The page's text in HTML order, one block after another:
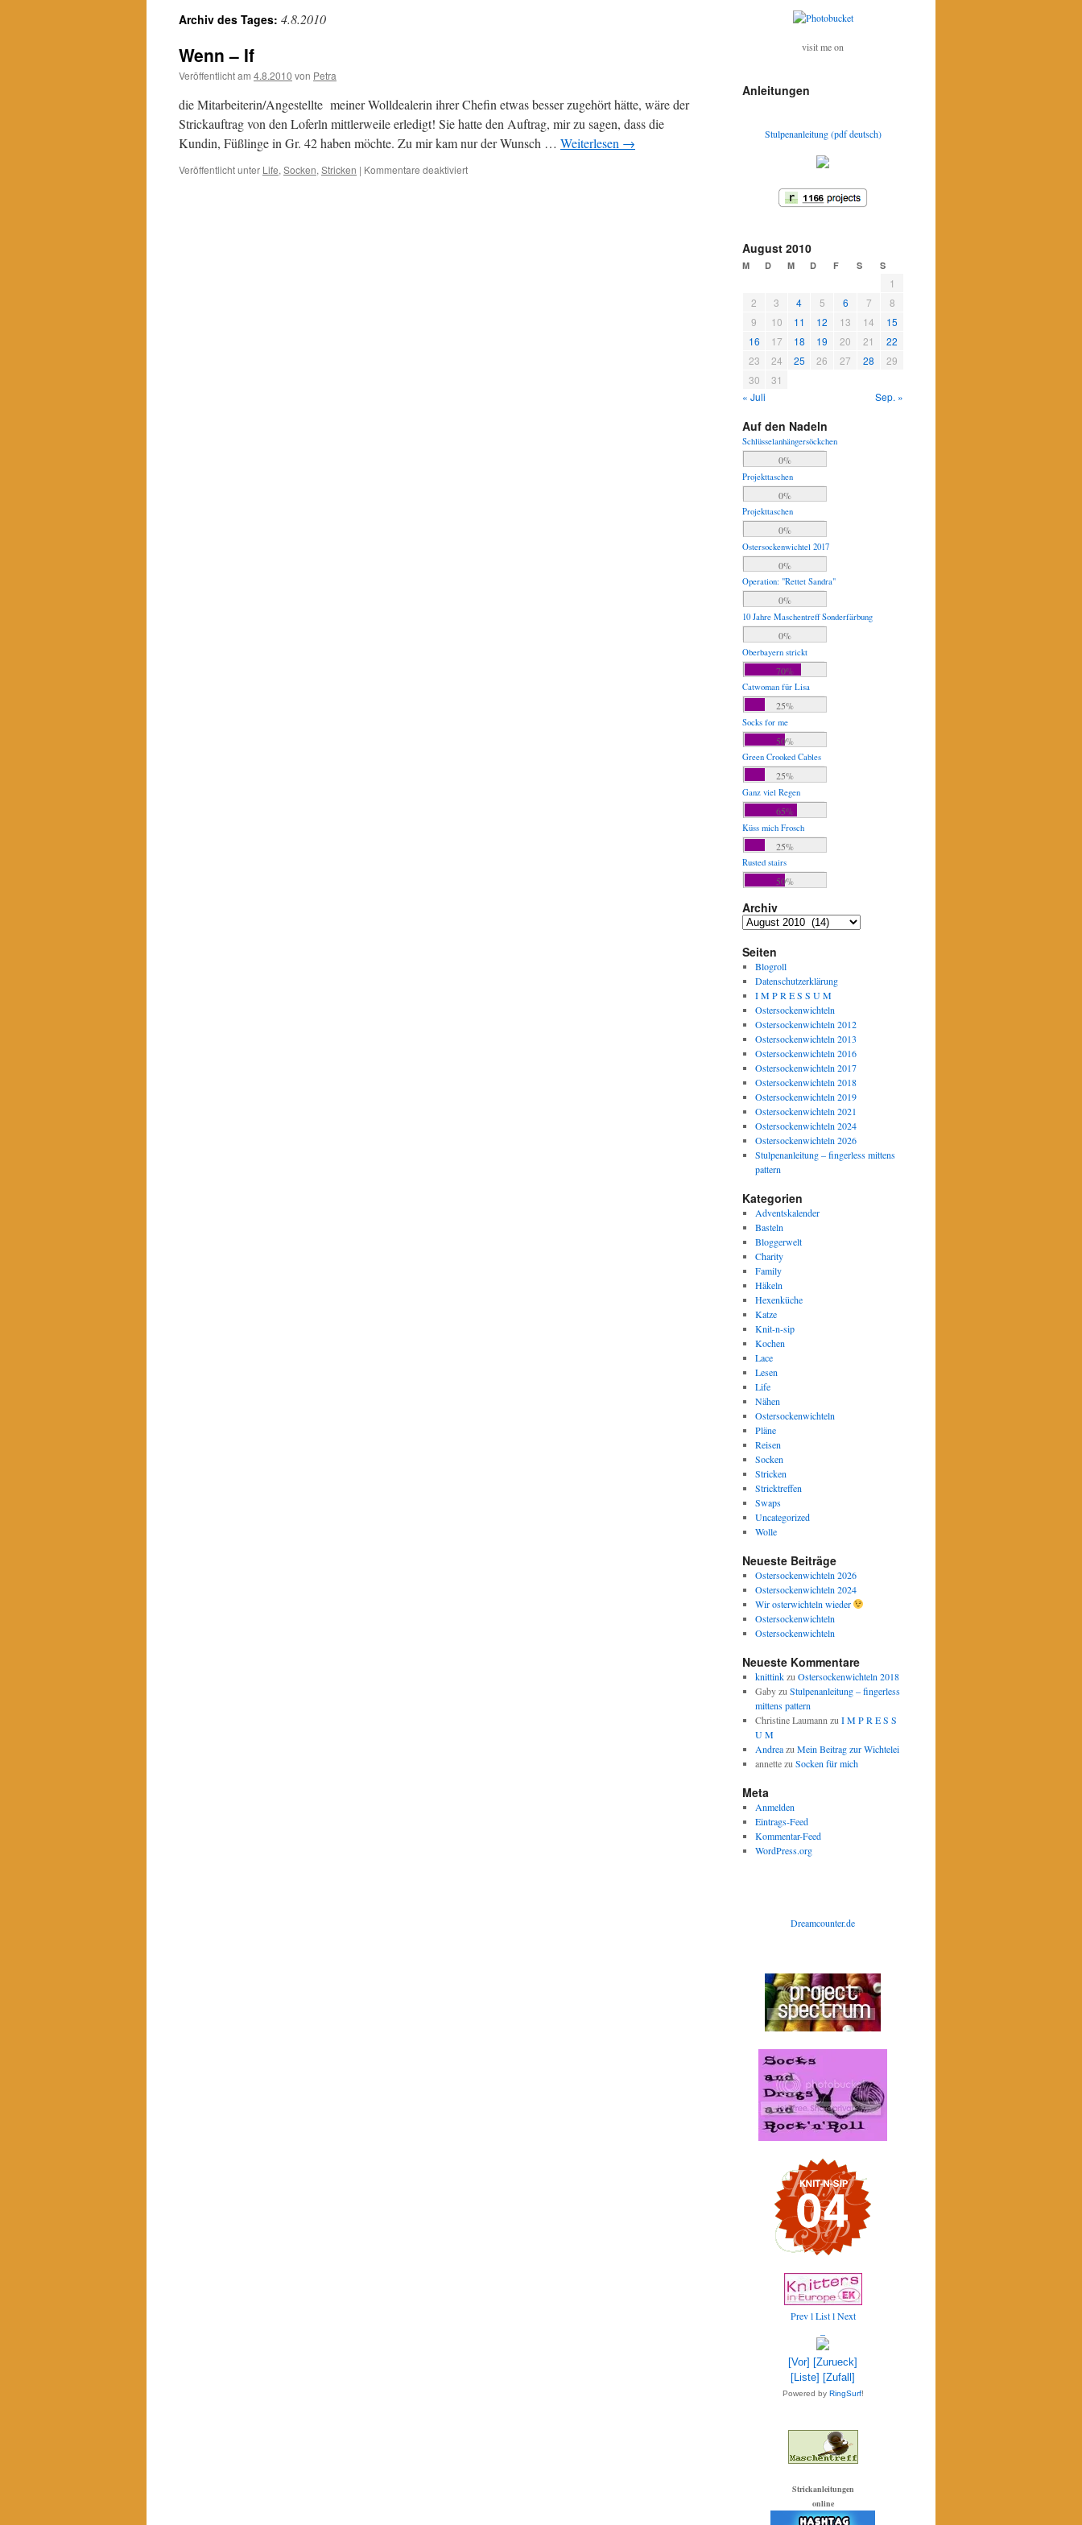
Archiv des Tages: 4.8.2010
Wenn – If
Veröffentlicht am 4.8.2010 von Petra
die Mitarbeiterin/Angestellte meiner Wolldealerin ihrer Chefin etwas besser zugehört hätte, wäre der
Strickauftrag von den Loferln mittlerweile erledigt! Sie hatte den Auftrag, mir zu sagen, dass die
Kundin, Füßlinge in Gr. 42 haben möchte. Zu mir kam nur der Wunsch … Weiterlesen →
Veröffentlicht unter Life, Socken, Stricken | Kommentare deaktiviertfür
visit me on
Anleitungen
Stulpenanleitung (pdf deutsch)
August 2010
M D M D F S S
1
2
3 4 5 6 7
8
9
10 11 12 13 14
15
16
17 18 19 20 21
22
23
24 25 26 27 28
29
30
31
« Juli
Sep. »
Auf den Nadeln
Schlüsselanhängersöckchen
0%
Projekttaschen
0%
Projekttaschen
0%
Ostersockenwichtel 2017
0%
Operation: "Rettet Sandra"
0%
10 Jahre Maschentreff Sonderfärbung
0%
Oberbayern strickt
70%
Catwoman für Lisa
25%
Socks for me
50%
Green Crooked Cables
25%
Ganz viel Regen
65%
Küss mich Frosch
25%
Rusted stairs
50%
Archiv
Archiv
Seiten
Blogroll
Datenschutzerklärung
I M P R E S S U M
Ostersockenwichteln
Ostersockenwichteln 2012
Ostersockenwichteln 2013
Ostersockenwichteln 2016
Ostersockenwichteln 2017
Ostersockenwichteln 2018
Ostersockenwichteln 2019
Ostersockenwichteln 2021
Ostersockenwichteln 2024
Ostersockenwichteln 2026
Stulpenanleitung – fingerless mittens
pattern
Kategorien
Adventskalender
Basteln
Bloggerwelt
Charity
Family
Häkeln
Hexenküche
Katze
Knit-n-sip
Kochen
Lace
Lesen
Life
Nähen
Ostersockenwichteln
Pläne
Reisen
Socken
Stricken
Stricktreffen
Swaps
Uncategorized
Wolle
Neueste Beiträge
Ostersockenwichteln 2026
Ostersockenwichteln 2024
Wir osterwichteln wieder
Ostersockenwichteln
Ostersockenwichteln
Neueste Kommentare
knittinkzu Ostersockenwichteln 2018
Gabyzu Stulpenanleitung – fingerless
mittens pattern
Christine Laumann zu I M P R E S S
U M
Andreazu Mein Beitrag zur Wichtelei
annettezu Socken für mich
Meta
Anmelden
Eintrags-Feed
Kommentar-Feed
WordPress.org
Dreamcounter.de
Prev l List lNext
[Vor] [Zurueck]
[Liste] [Zufall]
Powered by RingSurf!
Strickanleitungen
online